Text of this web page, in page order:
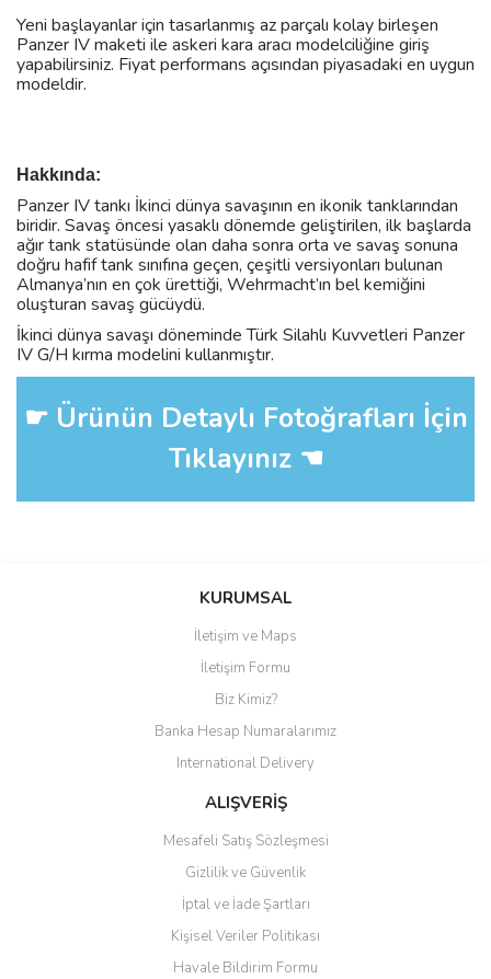
Yeni başlayanlar için tasarlanmış az parçalı kolay birleşen
Panzer IV maketi ile askeri kara aracı modelciliğine giriş
yapabilirsiniz. Fiyat performans açısından piyasadaki en uygun
modeldir.
Hakkında:
Panzer IV tankı İkinci dünya savaşının en ikonik tanklarından
biridir. Savaş öncesi yasaklı dönemde geliştirilen, ilk başlarda
ağır tank statüsünde olan daha sonra orta ve savaş sonuna
doğru hafif tank sınıfına geçen, çeşitli versiyonları bulunan
Almanya’nın en çok ürettiği, Wehrmacht’ın bel kemiğini
oluşturan savaş gücüydü.
İkinci dünya savaşı döneminde Türk Silahlı Kuvvetleri Panzer
IV G/H kırma modelini kullanmıştır.
☛ Ürünün Detaylı Fotoğrafları İçin
Tıklayınız ☚
Bu ürüne ilk yorumu siz yapın!
Yorum Yaz
KURUMSAL
İletişim ve Maps
İletişim Formu
Biz Kimiz?
Banka Hesap Numaralarımız
International Delivery
ALIŞVERİŞ
Mesafeli Satış Sözleşmesi
Gizlilik ve Güvenlik
İptal ve İade Şartları
Kişisel Veriler Politikası
Havale Bildirim Formu